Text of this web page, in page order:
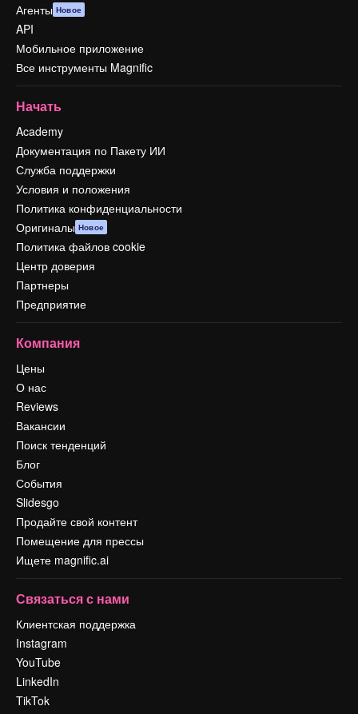
Агенты Новое
API
Мобильное приложение
Все инструменты Magnific
Начать
Academy
Документация по Пакету ИИ
Служба поддержки
Условия и положения
Политика конфиденциальности
Оригиналы Новое
Политика файлов cookie
Центр доверия
Партнеры
Предприятие
Компания
Цены
О нас
Reviews
Вакансии
Поиск тенденций
Блог
События
Slidesgo
Продайте свой контент
Помещение для прессы
Ищете magnific.ai
Связаться с нами
Клиентская поддержка
Instagram
YouTube
LinkedIn
TikTok